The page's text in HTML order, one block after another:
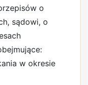
o
sądowi, o
w okresie